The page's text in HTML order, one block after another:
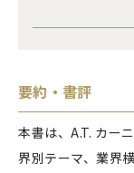
要約・書評
本書は、A.T. カー
界別テーマ、業界